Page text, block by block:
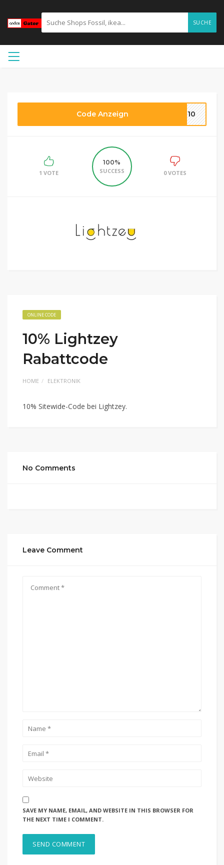
SUCHE
Code Anzeign LZ10
1 VOTE
100%
SUCCESS
0 VOTES
ONLINE CODE
10% Lightzey
Rabattcode
HOME ELEKTRONIK
10% Sitewide-Code bei Lightzey.
No Comments
Leave Comment
SAVE MY NAME, EMAIL, AND WEBSITE IN THIS BROWSER FOR
THE NEXT TIME I COMMENT.